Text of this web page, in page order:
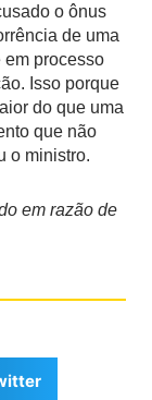
o ônus
de uma
processo
Isso porque
do que uma
que não
o ministro.​
em razão de